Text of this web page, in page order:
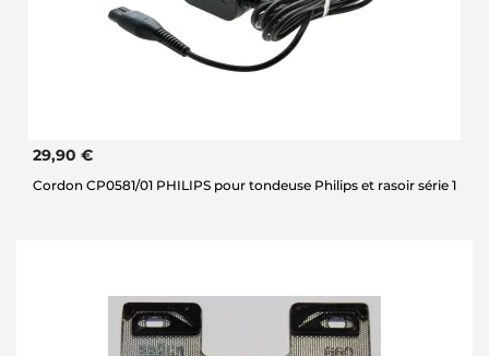
29,90 €
Cordon CP0581/01 PHILIPS pour tondeuse Philips et rasoir série 1